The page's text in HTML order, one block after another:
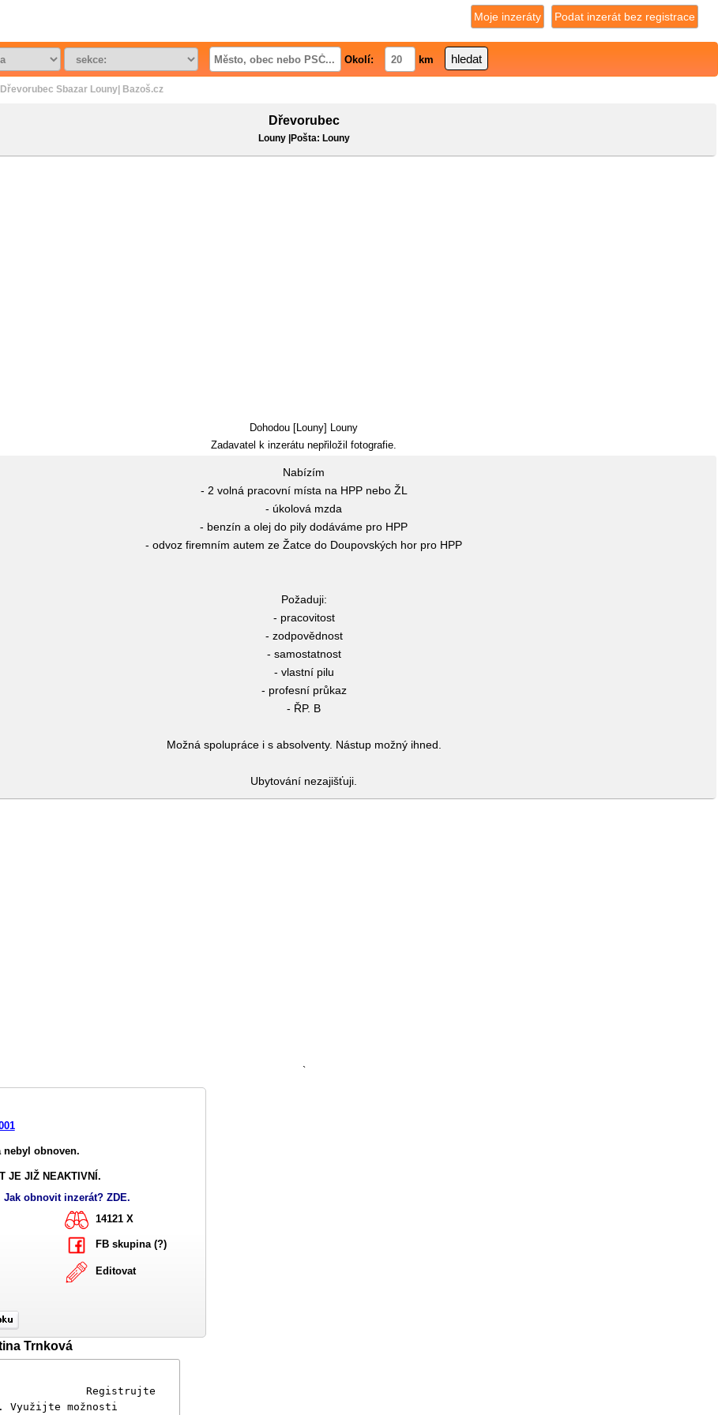
Podat inzerát bez registrace
Moje inzeráty
Okolí: km
Dřevorubec Sbazar Louny| Bazoš.cz
Dřevorubec
Louny |Pošta: Louny
Dohodou [Louny] Louny
Zadavatel k inzerátu nepřiložil fotografie.
Nabízím
- 2 volná pracovní místa na HPP nebo ŽL
- úkolová mzda
- benzín a olej do pily dodáváme pro HPP
- odvoz firemním autem ze Žatce do Doupovských hor pro HPP
Požaduji:
- pracovitost
- zodpovědnost
- samostatnost
- vlastní pilu
- profesní průkaz
- ŘP. B
Možná spolupráce i s absolventy. Nástup možný ihned.
Ubytování nezajišťuji.
`
nebyl obnoven.
JE JIŽ NEAKTIVNÍ.
Jak obnovit inzerát? ZDE.
14121 X
FB skupina (?)
Editovat
Trnková